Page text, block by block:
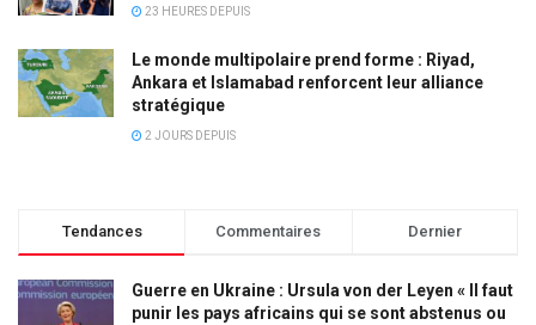
23 HEURES DEPUIS
Le monde multipolaire prend forme : Riyad,
Ankara et Islamabad renforcent leur alliance
stratégique
2 JOURS DEPUIS
Tendances Commentaires Dernier
Guerre en Ukraine : Ursula von der Leyen « Il faut
punir les pays africains qui se sont abstenus ou